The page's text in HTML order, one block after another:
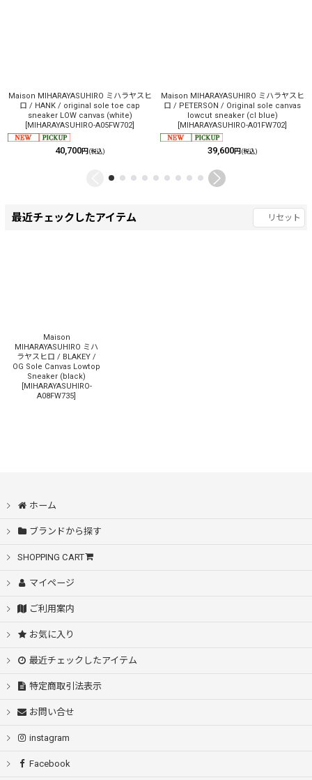
Maison MIHARAYASUHIRO ミハラヤスヒ
ロ / HANK / original sole toe cap
sneaker LOW canvas (white)
[MIHARAYASUHIRO-A05FW702]
40,700円 (税込)
Maison MIHARAYASUHIRO ミハラヤスヒ
ロ / PETERSON / Original sole canvas
lowcut sneaker (cl blue)
[MIHARAYASUHIRO-A01FW702]
39,600円 (税込)
最近チェックしたアイテム リセット
Maison
MIHARAYASUHIRO ミハ
ラヤスヒロ / BLAKEY /
OG Sole Canvas Lowtop
Sneaker (black)
[MIHARAYASUHIRO-
A08FW735]
ホーム
ブランドから探す
SHOPPING CART
マイページ
ご利用案内
お気に入り
最近チェックしたアイテム
特定商取引法表示
お問い合せ
instagram
Facebook